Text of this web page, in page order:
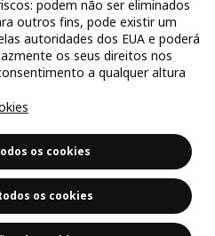
podem não ser eliminados
outros fins, pode existir um
autoridades dos EUA e poderá
os seus direitos nos
a qualquer altura
os cookies
os cookies